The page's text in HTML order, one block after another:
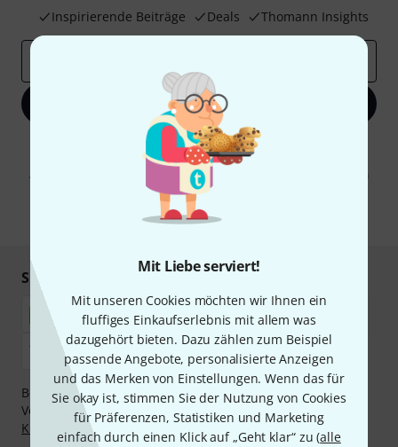
Mit Liebe serviert!
Mit unseren Cookies möchten wir Ihnen ein
fluffiges Einkaufserlebnis mit allem was
dazugehört bieten. Dazu zählen zum Beispiel
passende Angebote, personalisierte Anzeigen
und das Merken von Einstellungen. Wenn das für
Sie okay ist, stimmen Sie der Nutzung von Cookies
für Präferenzen, Statistiken und Marketing
einfach durch einen Klick auf „Geht klar“ zu (alle
Inspirierende Beiträge
Deals Thomann Insights
Jetzt anmelden
Mit Klick auf „Jetzt anmelden“ stimmen Sie dem Erhalt von E-Mail-
Werbung und einer Messung des E-Mail-Nutzungsverhaltens zu. Die
Abmeldung ist jederzeit möglich. Weitere Informationen finden Sie in
unseren
Datenschutzhinweisen
* Pflichtfeld
Sicher einkaufen & bezahlen
Bezahlen Sie vertraulich und sicher per Nachnahme,
Vorkasse, PayPal, Amazon Pay, Klarna Sofort bezahlen
Klarna Ratenzahlungoder Kreditkarte.